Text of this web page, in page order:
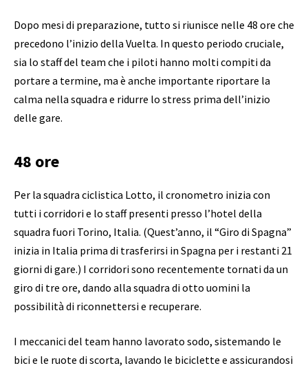
Dopo mesi di preparazione, tutto si riunisce nelle 48 ore che
precedono l’inizio della Vuelta. In questo periodo cruciale,
sia lo staff del team che i piloti hanno molti compiti da
portare a termine, ma è anche importante riportare la
calma nella squadra e ridurre lo stress prima dell’inizio
delle gare.
48 ore
Per la squadra ciclistica Lotto, il cronometro inizia con
tutti i corridori e lo staff presenti presso l’hotel della
squadra fuori Torino, Italia. (Quest’anno, il “Giro di Spagna”
inizia in Italia prima di trasferirsi in Spagna per i restanti 21
giorni di gare.) I corridori sono recentemente tornati da un
giro di tre ore, dando alla squadra di otto uomini la
possibilità di riconnettersi e recuperare.
I meccanici del team hanno lavorato sodo, sistemando le
bici e le ruote di scorta, lavando le biciclette e assicurandosi